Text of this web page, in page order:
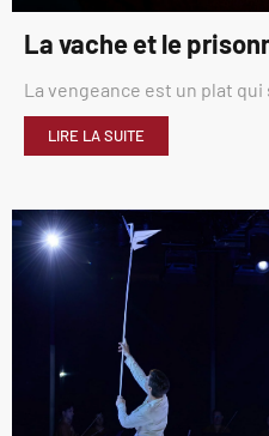
La vache et le
La vengeance est un plat
LIRE LA SUITE